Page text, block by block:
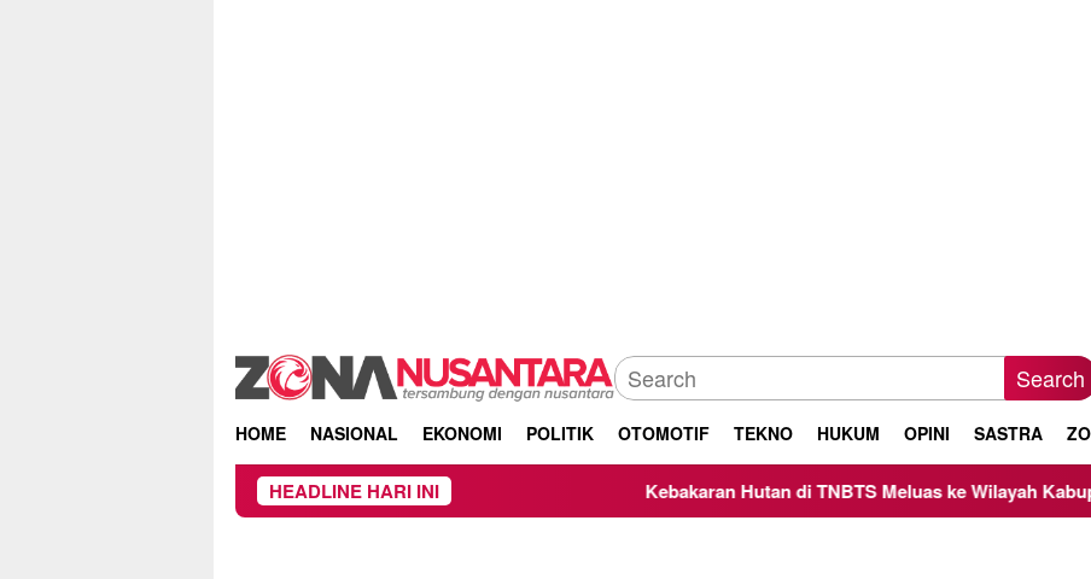
Search
HOME NASIONAL EKONOMI POLITIK OTOMOTIF TEKNO HUKUM OPINI SASTRA
HEADLINE HARI INI Kebakaran Hutan di TNBTS Meluas ke Wilayah Kabupaten Malang,